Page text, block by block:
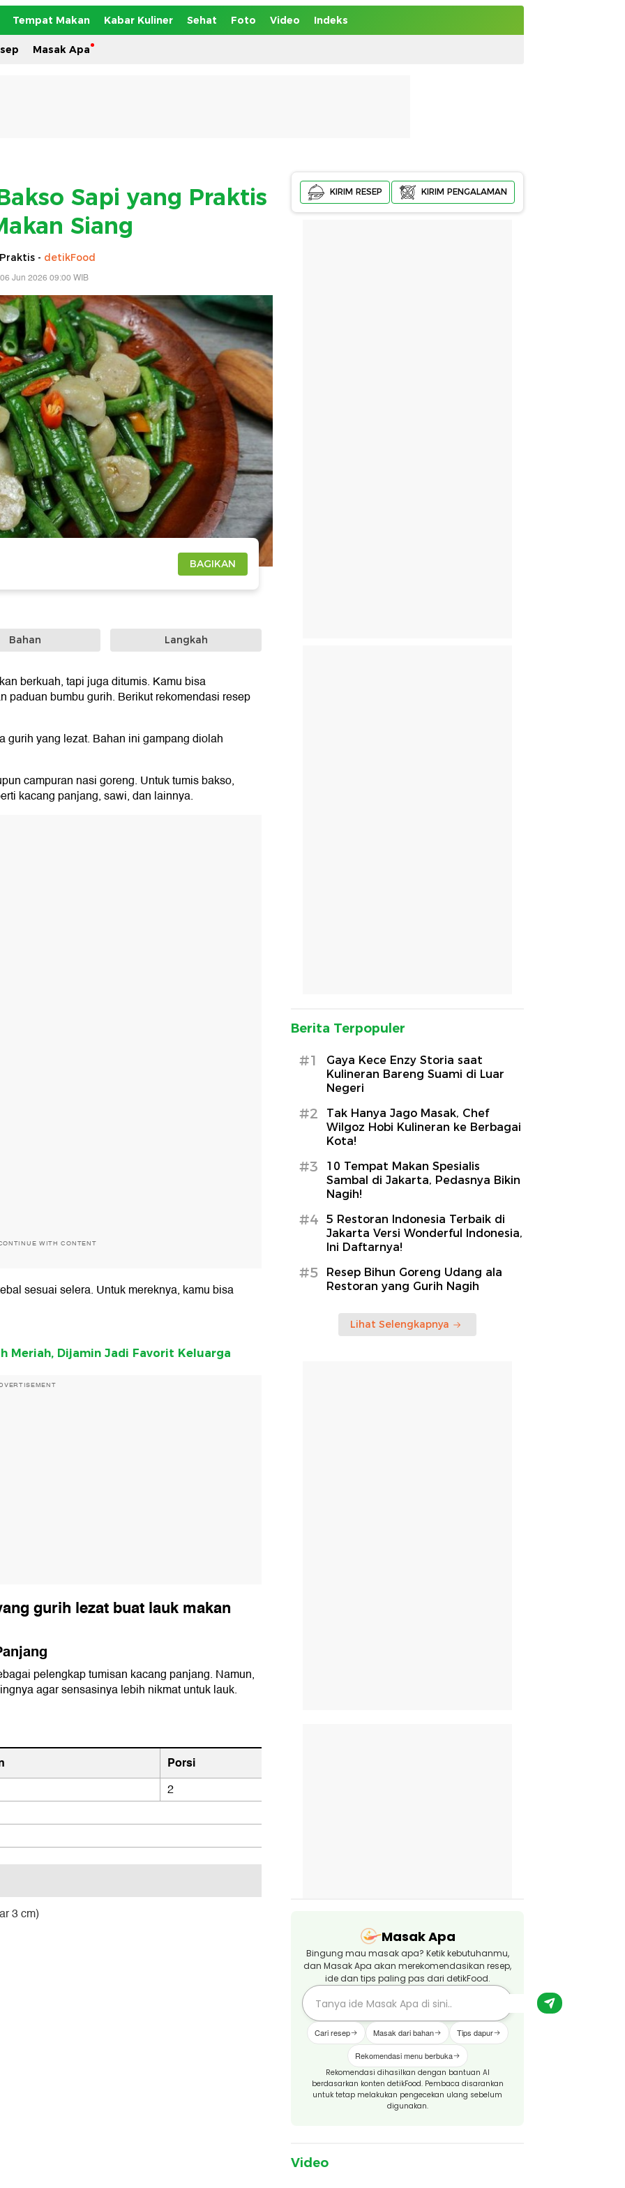
Tempat Makan Kabar Kuliner Sehat Foto Video Indeks
Masak Apa
Sapi yang Praktis
Siang
- detikFood
Jun 2026 09:00 WIB
BAGIKAN
Bahan Langkah
berkuah, tapi juga ditumis. Kamu bisa
paduan bumbu gurih. Berikut rekomendasi resep
gurih yang lezat. Bahan ini gampang diolah
campuran nasi goreng. Untuk tumis bakso,
kacang panjang, sawi, dan lainnya.
WITH CONTENT
sesuai selera. Untuk mereknya, kamu bisa
Meriah, Dijamin Jadi Favorit Keluarga
gurih lezat buat lauk makan
pelengkap tumisan kacang panjang. Namun,
agar sensasinya lebih nikmat untuk lauk.
Porsi
2
3 cm)
KIRIM RESEP KIRIM PENGALAMAN
Berita Terpopuler
#1
Gaya Kece Enzy Storia saat
Kulineran Bareng Suami di Luar
Negeri
#2
Tak Hanya Jago Masak, Chef
Wilgoz Hobi Kulineran ke Berbagai
Kota!
#3
10 Tempat Makan Spesialis
Sambal di Jakarta, Pedasnya Bikin
Nagih!
#4
5 Restoran Indonesia Terbaik di
Jakarta Versi Wonderful Indonesia,
Ini Daftarnya!
#5
Resep Bihun Goreng Udang ala
Restoran yang Gurih Nagih
Lihat Selengkapnya
Masak Apa
Bingung mau masak apa? Ketik kebutuhanmu,
dan Masak Apa akan merekomendasikan resep,
ide dan tips paling pas dari detikFood.
Cari resep Masak dari bahan Tips dapur
Rekomendasi menu berbuka
Rekomendasi dihasilkan dengan bantuan AI
berdasarkan konten detikFood. Pembaca disarankan
untuk tetap melakukan pengecekan ulang sebelum
digunakan.
Video